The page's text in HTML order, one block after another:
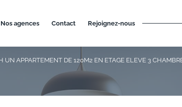
nos agences contact rejoignez-nous
UN APPARTEMENT DE 120M2 EN ETAGE ELEVE 3